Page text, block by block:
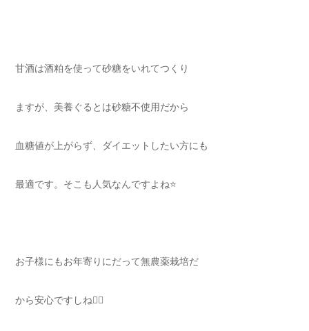
甘酒は酒粕を使って砂糖をいれてつくり
ますが、美養ぐるとは砂糖不使用だから
血糖値が上がらず、ダイエットしたい方にも
最適です。そこも人気なんですよね⭐️
お子様にもお年寄りにだって無農薬栽培だ
から安心ですしね😮‍💨